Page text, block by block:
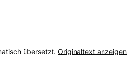
übersetzt. Originaltext anzeigen